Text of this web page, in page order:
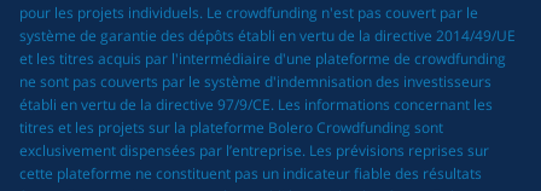
pour les projets individuels. Le crowdfunding n'est pas couvert par le
système de garantie des dépôts établi en vertu de la directive 2014/49/UE
et les titres acquis par l'intermédiaire d'une plateforme de crowdfunding
ne sont pas couverts par le système d'indemnisation des investisseurs
établi en vertu de la directive 97/9/CE. Les informations concernant les
titres et les projets sur la plateforme Bolero Crowdfunding sont
exclusivement dispensées par l’entreprise. Les prévisions reprises sur
cette plateforme ne constituent pas un indicateur fiable des résultats